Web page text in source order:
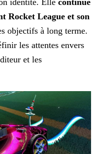
identité. Elle continue
Rocket League et son
objectifs à long terme.
les attentes envers
et les